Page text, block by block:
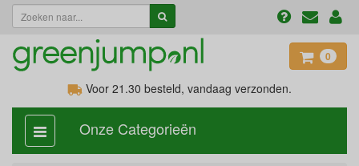
0
Voor 21.30 besteld, vandaag verzonden.
categorie
aan,
Onze Categorieën